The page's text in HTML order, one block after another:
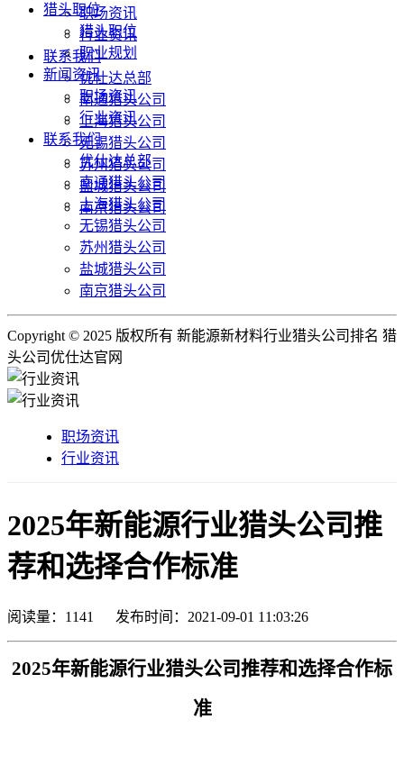
职场资讯
行业资讯
联系我们
优仕达总部
南通猎头公司
上海猎头公司
无锡猎头公司
苏州猎头公司
盐城猎头公司
南京猎头公司
猎头职位
猎头职位
职业规划
新闻资讯
职场资讯
行业资讯
联系我们
优仕达总部
南通猎头公司
上海猎头公司
无锡猎头公司
苏州猎头公司
盐城猎头公司
南京猎头公司
Copyright © 2025 版权所有 新能源新材料行业猎头公司排名 猎
头公司优仕达官网
职场资讯
行业资讯
2025年新能源行业猎头公司推
荐和选择合作标准
阅读量： 1141 发布时间：2021-09-01 11:03:26
2025年新能源行业猎头公司推荐和选择合作标
准